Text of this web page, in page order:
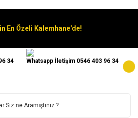
En Özeli Kalemhane'de!
34 Whatsapp İletişim 0546 403 96 34